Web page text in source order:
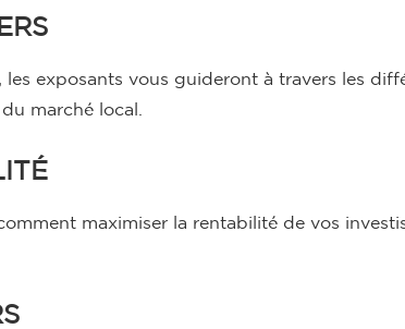
exposants vous guideront à travers les
marché local.
maximiser la rentabilité de vos